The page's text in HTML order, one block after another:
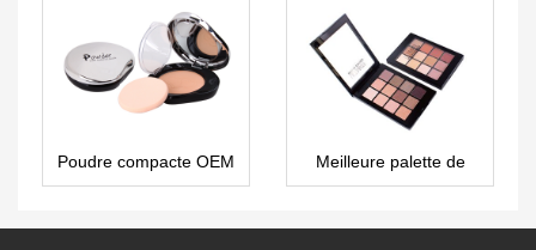
pas cher 6 couleurs
palette de fard à
paupières ES0353
Poudre compacte OEM
PS0005
Meilleure palette de
fards à paupières
couleurs marque privée